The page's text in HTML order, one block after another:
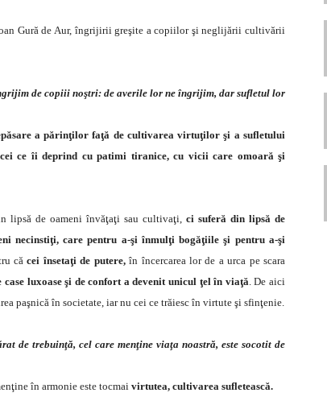
Gură de Aur, îngrijirii greşite a copiilor şi neglijării cultivării
de copiii noştri: de averile lor ne îngrijim, dar sufletul lor
a părinţilor faţă de cultivarea virtuţilor şi a sufletului
ce îi deprind cu patimi tiranice, cu vicii care omoară şi
lipsă de oameni învăţaţi sau cultivaţi, ci suferă din lipsă de
necinstiţi, care pentru a-şi înmulţi bogăţiile şi pentru a-şi
că cei însetaţi de putere,în încercarea lor de a urca pe scara
case luxoase şi de confort a devenit unicul ţel în viaţă . De aici
paşnică în societate, iar nu cei ce trăiesc în virtute şi sfinţenie.
de trebuinţă, cel care menţine viaţa noastră, este socotit de
în armonie este tocmai virtutea, cultivarea sufletească.